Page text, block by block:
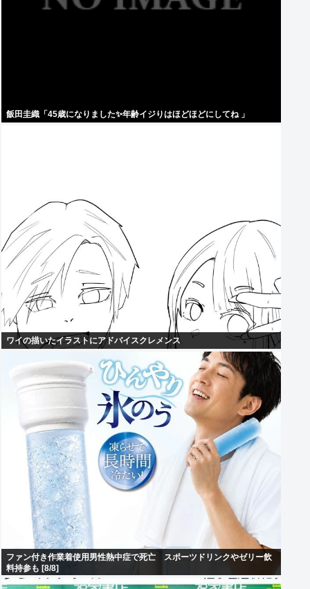
飯田圭織「45歳になりました✨年齢イジりはほどほどにしてね 」
ワイの描いたイラストにアドバイスクレメンス
ファン付き作業着使用男性熱中症で死亡 スポーツドリンクやゼリー飲
料持参も [8/8]